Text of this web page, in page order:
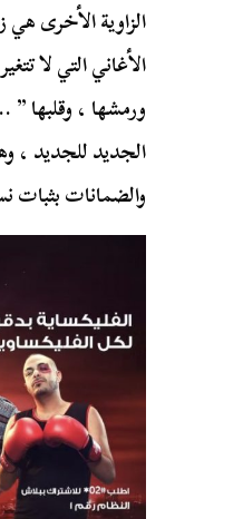
الزاوية الأخرى
الأغاني التي لا
ورمشها ، وقلبها ”
الجديد للجديد ،
والضمانات بثبات